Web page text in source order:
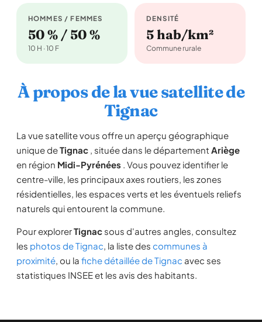
HOMMES / FEMMES
50 % / 50 %
10 H · 10 F
DENSITÉ
5 hab/km²
Commune rurale
À propos de la vue satellite de
Tignac
La vue satellite vous offre un aperçu géographique
unique deTignac , située dans le département Ariège
en région Midi-Pyrénées . Vous pouvez identifier le
centre-ville, les principaux axes routiers, les zones
résidentielles, les espaces verts et les éventuels reliefs
naturels qui entourent la commune.
Pour explorerTignac sous d'autres angles, consultez
les photos de Tignac, la liste des communes à
proximité, ou la fiche détaillée de Tignac avec ses
statistiques INSEE et les avis des habitants.